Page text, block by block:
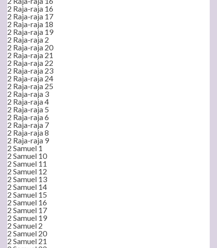
2 Raja-raja 16
2 Raja-raja 17
2 Raja-raja 18
2 Raja-raja 19
2 Raja-raja 2
2 Raja-raja 20
2 Raja-raja 21
2 Raja-raja 22
2 Raja-raja 23
2 Raja-raja 24
2 Raja-raja 25
2 Raja-raja 3
2 Raja-raja 4
2 Raja-raja 5
2 Raja-raja 6
2 Raja-raja 7
2 Raja-raja 8
2 Raja-raja 9
2 Samuel 1
2 Samuel 10
2 Samuel 11
2 Samuel 12
2 Samuel 13
2 Samuel 14
2 Samuel 15
2 Samuel 16
2 Samuel 17
2 Samuel 19
2 Samuel 2
2 Samuel 20
2 Samuel 21